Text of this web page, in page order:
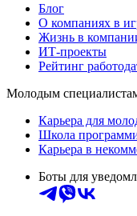
Блог
О компаниях в
Жизнь в
ИТ-проекты
Рейтинг
Молодым
Карьера для
Школа
Карьера в
Боты для